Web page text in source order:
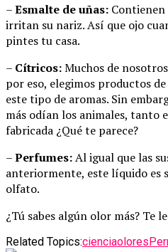
–Esmalte de uñas:
irritan su nariz. Así que ojo
pintes tu casa.
– Cítricos:Muchos de
por eso, elegimos productos
este tipo de aromas. Sin
más odían los animales, tanto
fabricada ¿Qué te parece?
–Perfumes:Al igual que las
anteriormente, este líquido es
olfato.
¿Tú sabes algún olor más? Te
Related Topics:cienciaolores